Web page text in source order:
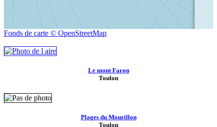
Fonds de carte © OpenStreetMap
Le mont Faron
Toulon
Plages du Mourillon
Toulon